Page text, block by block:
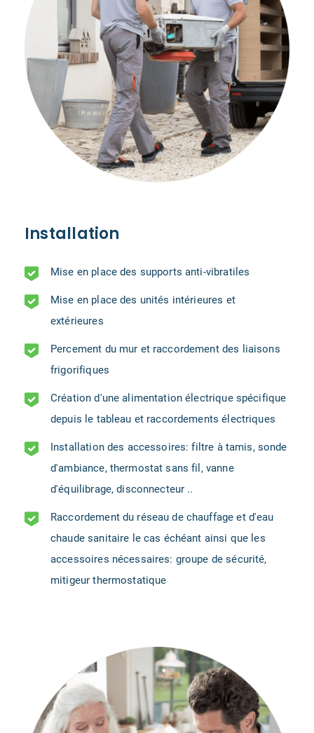
Installation
Mise en place des supports anti-vibratiles
Mise en place des unités intérieures et
extérieures
Percement du mur et raccordement des liaisons
frigorifiques
Création d'une alimentation électrique spécifique
depuis le tableau et raccordements électriques
Installation des accessoires: filtre à tamis, sonde
d'ambiance, thermostat sans fil, vanne
d'équilibrage, disconnecteur ..
Raccordement du réseau de chauffage et d'eau
chaude sanitaire le cas échéant ainsi que les
accessoires nécessaires: groupe de sécurité,
mitigeur thermostatique